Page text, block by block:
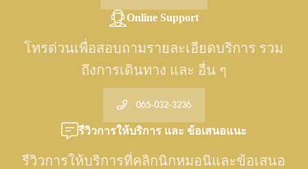
Online Support
โทรด่วนเพื่อสอบถามรายละเอียดบริการ รวม
ถึงการเดินทาง และ อื่น ๆ
065-032-3236
รีวิวการให้บริการ และ ข้อเสนอแนะ
รีวิวการให้บริการที่คลิกนิกหมอนิและข้อเสนอ